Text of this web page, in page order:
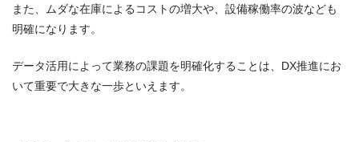
また、ムダな在庫によるコストの増大や、設備稼働率の波なども
明確になります。
データ活用によって業務の課題を明確化することは、DX推進にお
いて重要で大きな一歩といえます。